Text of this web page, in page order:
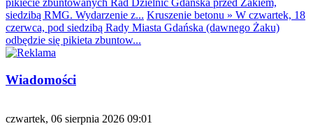
pikiecie zbuntowanych Rad Dzielnic Gdańska przed Żakiem,
siedzibą RMG. Wydarzenie z... Kruszenie betonu » W czwartek, 18
czerwca, pod siedzibą Rady Miasta Gdańska (dawnego Żaku)
odbędzie się pikieta zbuntow...
Wiadomości
czwartek, 06 sierpnia 2026 09:01